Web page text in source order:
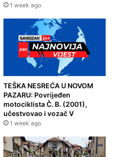
1 week ago
TEŠKA NESREĆA U NOVOM
PAZARU: Povrijeđen
motociklista Č. B. (2001),
učestvovao i vozač V
1 week ago